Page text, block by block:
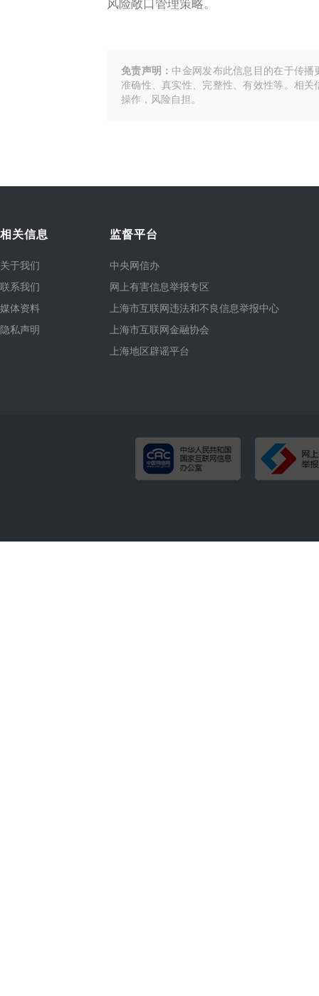
风险敞口管理策略。
免责声明： 中金网发布此信息目的在于传
准确性、真实性、完整性、有效性等。相
操作，风险自担。
相关信息
关于我们
联系我们
媒体资料
隐私声明
监督平台
中央网信办
网上有害信息举报专区
上海市互联网违法和不良信息举报中心
上海市互联网金融协会
上海地区辟谣平台